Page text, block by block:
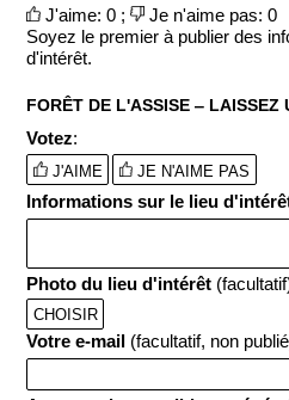
J'aime: 0 ;
Je n'aime pas: 0
Soyez le premier à publier des
d'intérêt.
FORÊT DE L'ASSISE ‒ LAISSEZ
Votez:
J'AIME JE N'AIME PAS
Informations sur le lieu
Photo du lieu d'intérêt
CHOISIR
Votre e-mail (facultatif, non